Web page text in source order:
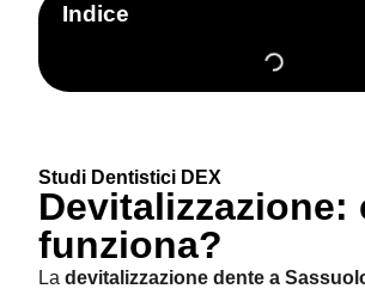
Indice
Studi Dentistici DEX
Devitalizzazione:
funziona?
La devitalizzazione dente a